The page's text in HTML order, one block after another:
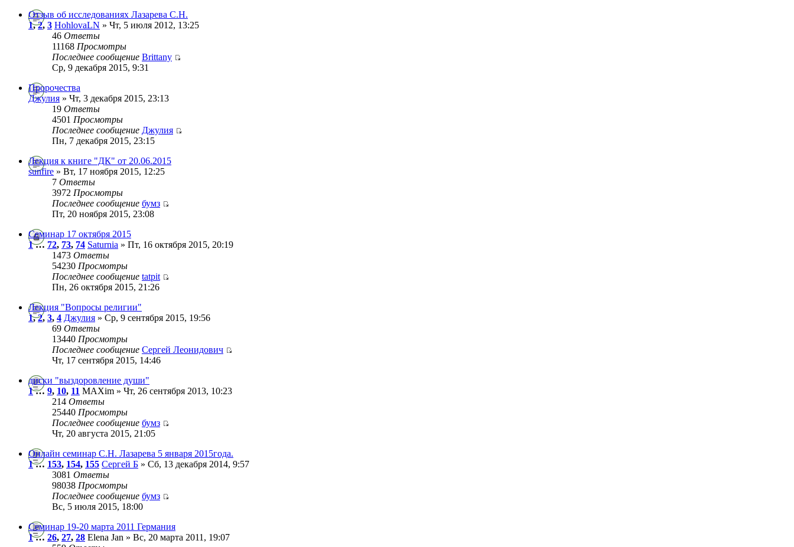
Отзыв об исследованиях Лазарева С.Н.
1,2, 3 HohlovaLN » Чт, 5 июля 2012, 13:25
46 Ответы
11168 Просмотры
Последнее сообщение Brittany
Ср, 9 декабря 2015, 9:31
Пророчества
Джулия » Чт, 3 декабря 2015, 23:13
19 Ответы
4501 Просмотры
Последнее сообщение Джулия
Пн, 7 декабря 2015, 23:15
Лекция к книге "ДК" от 20.06.2015
sunfire » Вт, 17 ноября 2015, 12:25
7 Ответы
3972 Просмотры
Последнее сообщение бумз
Пт, 20 ноября 2015, 23:08
Семинар 17 октября 2015
1… 72, 73, 74 Saturnia » Пт, 16 октября 2015, 20:19
1473 Ответы
54230 Просмотры
Последнее сообщение tatpit
Пн, 26 октября 2015, 21:26
Лекция "Вопросы религии"
1,2, 3, 4 Джулия » Ср, 9 сентября 2015, 19:56
69 Ответы
13440 Просмотры
Последнее сообщение Сергей Леонидович
Чт, 17 сентября 2015, 14:46
диски "выздоровление души"
1… 9, 10, 11 MAXim » Чт, 26 сентября 2013, 10:23
214 Ответы
25440 Просмотры
Последнее сообщение бумз
Чт, 20 августа 2015, 21:05
Онлайн семинар С.Н. Лазарева 5 января 2015года.
1… 153, 154, 155 Сергей Б » Сб, 13 декабря 2014, 9:57
3081 Ответы
98038 Просмотры
Последнее сообщение бумз
Вс, 5 июля 2015, 18:00
Семинар 19-20 марта 2011 Германия
1… 26, 27, 28 Elena Jan » Вс, 20 марта 2011, 19:07